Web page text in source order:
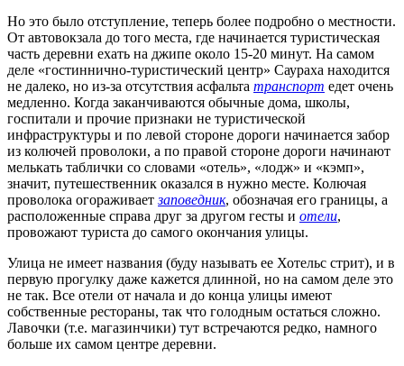
Но это было отступление, теперь более подробно о местности.
От автовокзала до того места, где начинается туристическая
часть деревни ехать на джипе около 15-20 минут. На самом
деле «гостиннично-туристический центр» Саураха находится
не далеко, но из-за отсутствия асфальта транспорт едет очень
медленно. Когда заканчиваются обычные дома, школы,
госпитали и прочие признаки не туристической
инфраструктуры и по левой стороне дороги начинается забор
из колючей проволоки, а по правой стороне дороги начинают
мелькать таблички со словами «отель», «лодж» и «кэмп»,
значит, путешественник оказался в нужно месте. Колючая
проволока огораживаетзаповедник, обозначая его границы, а
расположенные справа друг за другом гесты и отели,
провожают туриста до самого окончания улицы.
Улица не имеет названия (буду называть ее Хотельс стрит), и в
первую прогулку даже кажется длинной, но на самом деле это
не так. Все отели от начала и до конца улицы имеют
собственные рестораны, так что голодным остаться сложно.
Лавочки (т.е. магазинчики) тут встречаются редко, намного
больше их самом центре деревни.